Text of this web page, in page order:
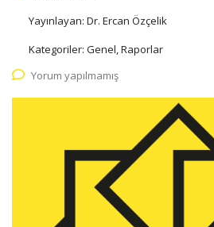
Yayınlayan: Dr. Ercan Özçelik
Kategoriler: Genel, Raporlar
Yorum yapılmamış